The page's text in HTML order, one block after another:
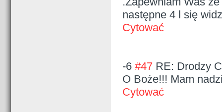
następne 4 l się
Cytować
-6 #47 RE: Drodzy
O Boże!!! Mam
Cytować